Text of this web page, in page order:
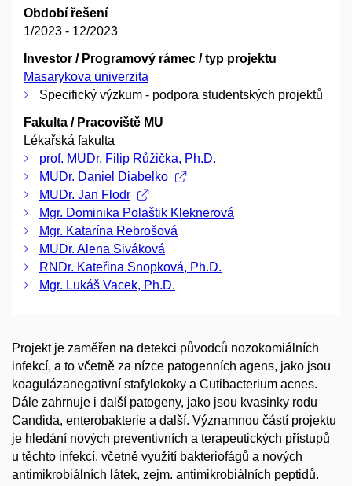
Období řešení
1/2023 - 12/2023
Investor / Programový rámec / typ projektu
Masarykova univerzita
Specifický výzkum - podpora studentských projektů
Fakulta / Pracoviště MU
Lékařská fakulta
prof. MUDr. Filip Růžička, Ph.D.
MUDr. Daniel Diabelko
MUDr. Jan Flodr
Mgr. Dominika Polaštik Kleknerová
Mgr. Katarína Rebrošová
MUDr. Alena Siváková
RNDr. Kateřina Snopková, Ph.D.
Mgr. Lukáš Vacek, Ph.D.
Projekt je zaměřen na detekci původců nozokomiálních
infekcí, a to včetně za nízce patogenních agens, jako jsou
koagulázanegativní stafylokoky a Cutibacterium acnes.
Dále zahrnuje i další patogeny, jako jsou kvasinky rodu
Candida, enterobakterie a další. Významnou částí projektu
je hledání nových preventivních a terapeutických přístupů
u těchto infekcí, včetně využití bakteriofágů a nových
antimikrobiálních látek, zejm. antimikrobiálních peptidů.